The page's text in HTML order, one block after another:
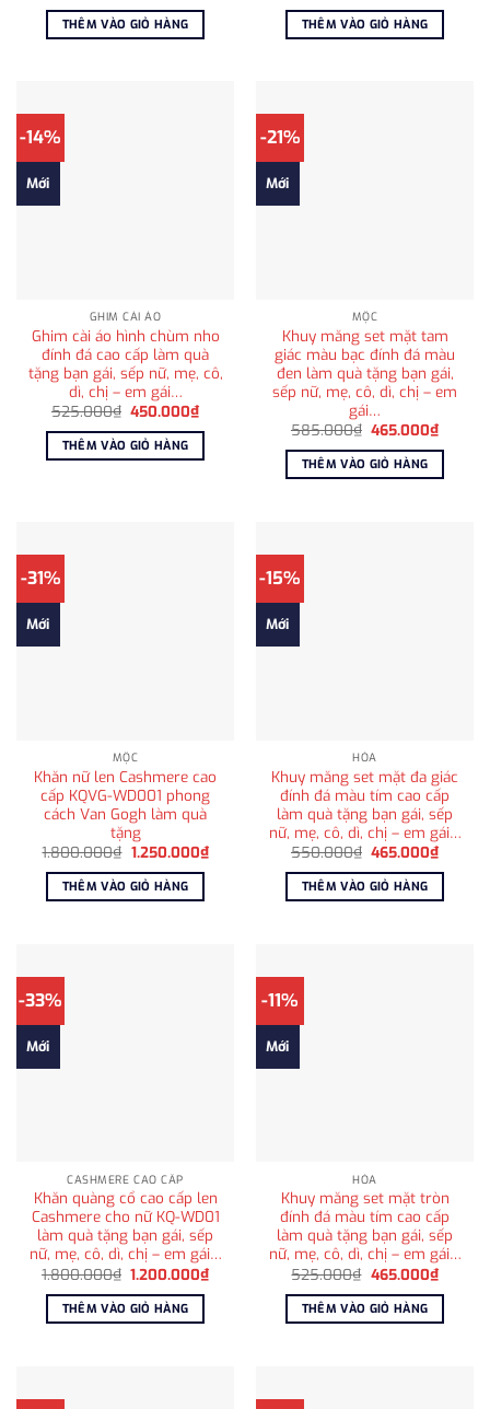
là:
880.000₫.
tại
650.000₫.
THÊM VÀO GIỎ HÀNG là:
1.800.000₫.
THÊM VÀO GIỎ HÀNG
-14%
Mới
GHIM CÀI ÁO
Ghim cài áo hình chùm nho
đính đá cao cấp làm quà
tặng bạn gái, sếp nữ, mẹ, cô,
dì, chị – em gái…
525.000₫ Giá
là:
525.000₫.
450.000₫Giá
tại
THÊM VÀO GIỎ HÀNG
-21%
Mới
MỘC
Khuy măng set mặt tam
giác màu bạc đính đá màu
đen làm quà tặng bạn gái,
sếp nữ, mẹ, cô, dì, chị – em
gái…
585.000₫ Giá
là:
585.000₫.
465.000₫Giá
tại
THÊM VÀO GIỎ HÀNG
-31%
Mới
MỘC
Khăn nữ len Cashmere cao
cấp KQVG-WD001 phong
cách Van Gogh làm quà
tặng
1.800.000₫ Giá
là:
1.800.000₫.
1.250.000₫Giá
hiện
1.250.000₫.
THÊM VÀO GIỎ HÀNG
-15%
Mới
HỎA
Khuy măng set mặt đa giác
đính đá màu tím cao cấp
làm quà tặng bạn gái, sếp
nữ, mẹ, cô, dì, chị – em gái…
550.000₫ Giá
là:
550.000₫.
465.000₫Giá
hiện
tại
THÊM VÀO GIỎ HÀNG
-33%
Mới
CASHMERE CAO CẤP
Khăn quàng cổ cao cấp len
Cashmere cho nữ KQ-WD01
làm quà tặng bạn gái, sếp
nữ, mẹ, cô, dì, chị – em gái…
1.800.000₫ Giá
là:
1.800.000₫.
1.200.000₫Giá
hiện
1.200.000₫.
THÊM VÀO GIỎ HÀNG
-11%
Mới
HỎA
Khuy măng set mặt tròn
đính đá màu tím cao cấp
làm quà tặng bạn gái, sếp
nữ, mẹ, cô, dì, chị – em gái…
525.000₫ Giá
là:
525.000₫.
465.000₫Giá
hiện
tại
THÊM VÀO GIỎ HÀNG